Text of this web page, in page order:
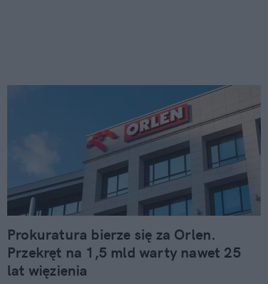
Prokuratura bierze się za Orlen.
Przekręt na 1,5 mld warty nawet 25
lat więzienia